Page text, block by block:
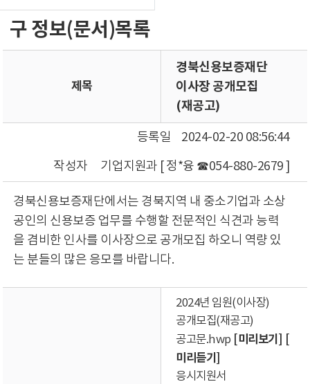
구 정보(문서)목록
제목
경북신용보증재단
이사장 공개모집
(재공고)
등록일
2024-02-20 08:56:44
작성자
기업지원과 [ 정*융 ☎054-880-2679 ]
경북신용보증재단에서는 경북지역 내 중소기업과 소상
공인의 신용보증 업무를 수행할 전문적인 식견과 능력
을 겸비한 인사를 이사장으로 공개모집 하오니 역량 있
는 분들의 많은 응모를 바랍니다.
2024년 임원(이사장)
공개모집(재공고)
공고문.hwp
[미리보기]
미리듣기]
응시지원서